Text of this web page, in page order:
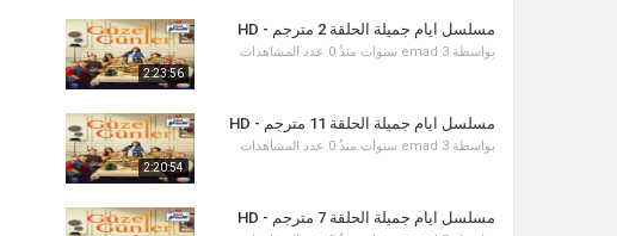
2:23:56
مسلسل ايام جميلة الحلقة 2 مترجم - HD
بواسطة emad 3 سنوات منذُ 0 عدد المشاهدات
2:20:54
مسلسل ايام جميلة الحلقة 11 مترجم - HD
بواسطة emad 3 سنوات منذُ 0 عدد المشاهدات
مسلسل ايام جميلة الحلقة 7 مترجم - HD